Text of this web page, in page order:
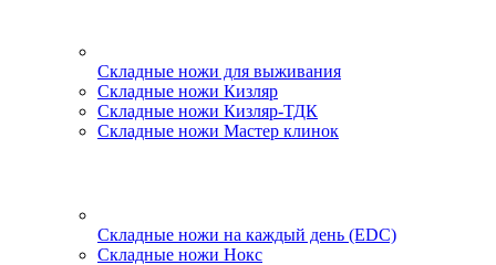
Складные ножи для выживания
Складные ножи Кизляр
Складные ножи Кизляр-ТДК
Складные ножи Мастер клинок
Складные ножи на каждый день (EDC)
Складные ножи Нокс